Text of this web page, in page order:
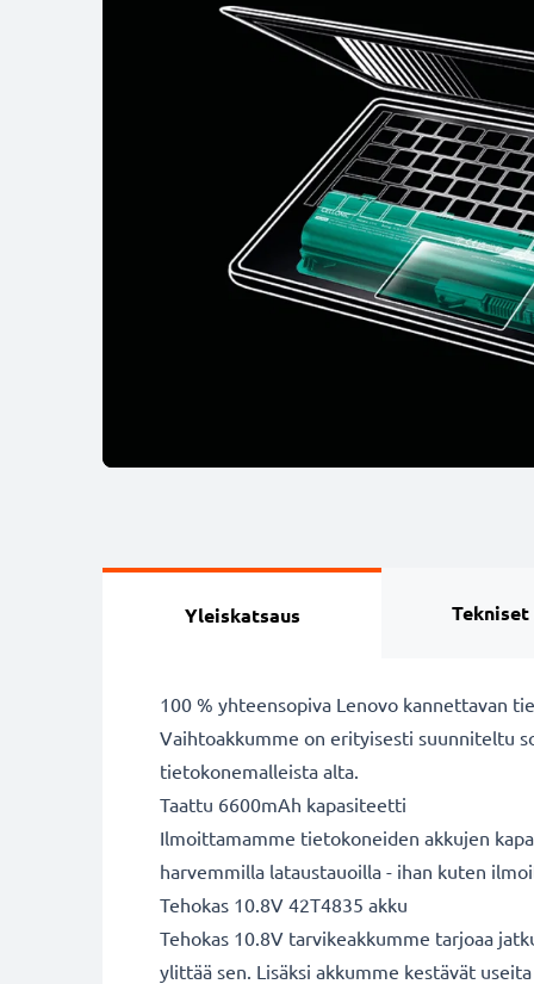
Yleiskatsaus
100 % yhteensopiva Lenovo kannettavan
Vaihtoakkumme on erityisesti suunniteltu
tietokonemalleista alta.
Taattu 6600mAh kapasiteetti
Ilmoittamamme tietokoneiden akkujen
harvemmilla lataustauoilla - ihan kuten
Tehokas 10.8V 42T4835 akku
Tehokas 10.8V tarvikeakkumme tarjoaa
ylittää sen. Lisäksi akkumme kestävät useita